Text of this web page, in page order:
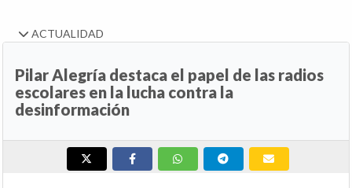
ACTUALIDAD
Pilar Alegría destaca el papel de las radios
escolares en la lucha contra la
desinformación